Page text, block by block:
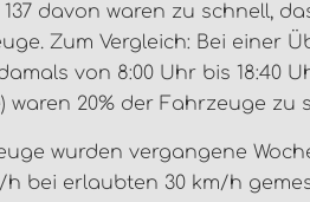
davon waren zu schnell,
Zum Vergleich: Bei einer
von 8:00 Uhr bis 18:40
waren 20% der Fahrzeuge zu
wurden vergangene
h bei erlaubten 30 km/h